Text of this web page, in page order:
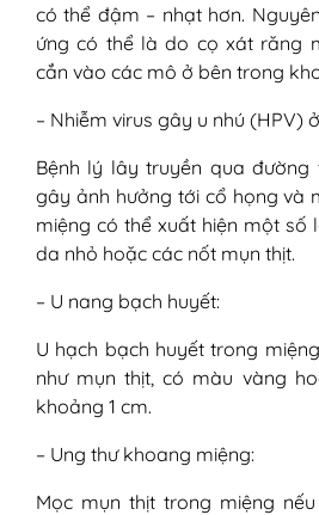
có thể đậm – nhạt hơn.
ứng có thể là do cọ xát răng
cắn vào các mô ở bên trong
– Nhiễm virus gây u nhú (HPV)
Bệnh lý lây truyền qua đường
gây ảnh hưởng tới cổ họng và
miệng có thể xuất hiện một số
da nhỏ hoặc các nốt mụn thịt.
– U nang bạch huyết:
U hạch bạch huyết trong
như mụn thịt, có màu vàng
khoảng 1 cm.
– Ung thư khoang miệng:
Mọc mụn thịt trong miệng